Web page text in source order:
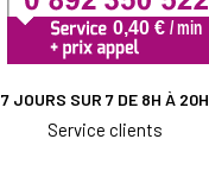
7 JOURS SUR 7 DE 8H À 20H
Service clients